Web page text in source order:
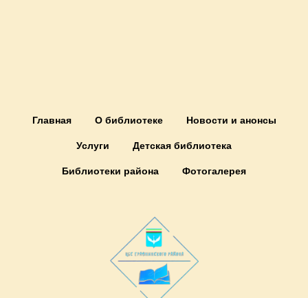
Главная О библиотеке Новости и анонсы
Услуги Детская библиотека
Библиотеки района Фотогалерея